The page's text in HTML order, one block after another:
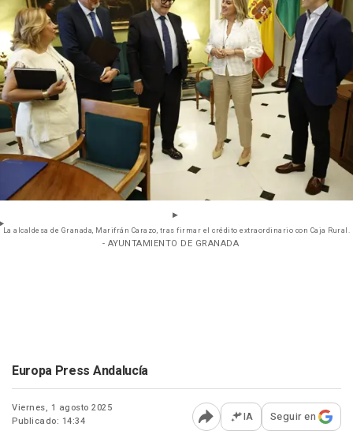
La alcaldesa de Granada, Marifrán Carazo, tras firmar el crédito extraordinario con Caja Rural.
- AYUNTAMIENTO DE GRANADA
Europa Press Andalucía
Viernes, 1 agosto 2025
Publicado: 14:34
Abrir opciones para
IA Seguir en